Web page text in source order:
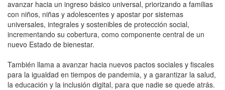
avanzar hacia un ingreso básico universal, priorizando a familias
con niños, niñas y adolescentes y apostar por sistemas
universales, integrales y sostenibles de protección social,
incrementando su cobertura, como componente central de un
nuevo Estado de bienestar.
También llama a avanzar hacia nuevos pactos sociales y fiscales
para la igualdad en tiempos de pandemia, y a garantizar la salud,
la educación y la inclusión digital, para que nadie se quede atrás.